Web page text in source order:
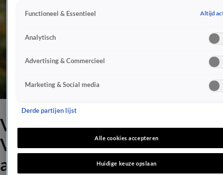
Verdrietige breuk voor
Vrienden voor het leven-
acteur Peter Lusse
Functioneel & Essentieel Altijd
Analytisch
Advertising & Commercieel
Marketing & Social media
Derde partijen lijst
Alle cookies accepteren
Huidige keuze opslaan